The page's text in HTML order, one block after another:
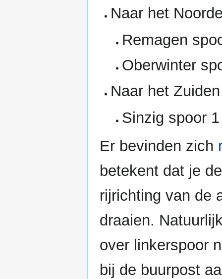
Naar het
Remagen
Oberwinter
Naar het
Sinzig spoor 1
Er bevinden zich
betekent dat je
rijrichting van de
draaien.
over linkerspoor
bij de buurpost